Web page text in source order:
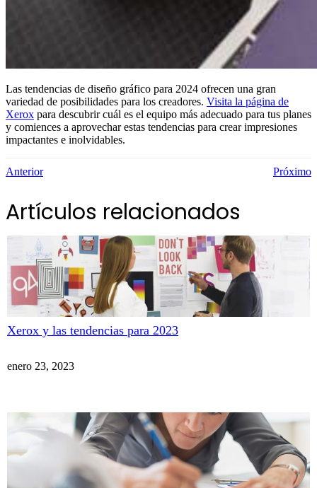
Las tendencias de diseño gráfico para 2024 ofrecen una gran
variedad de posibilidades para los creadores. Visita la página de
Xerox para descubrir cuál es el equipo más adecuado para tus planes
y comiences a aprovechar estas tendencias para crear impresiones
impactantes e inolvidables.
Anterior Próximo
Artículos relacionados
Xerox y las tendencias para 2023
enero 23, 2023